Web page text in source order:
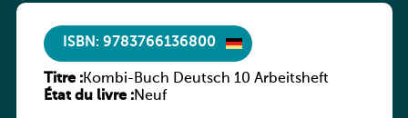
ISBN: 9783766136800
Titre :Kombi-Buch Deutsch 10 Arbeitsheft
État du livre :Neuf